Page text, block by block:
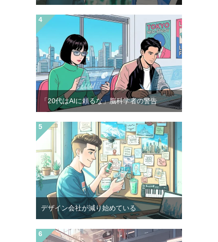
「20代はAIに頼るな」脳科学者の警告
デザイン会社が減り始めている